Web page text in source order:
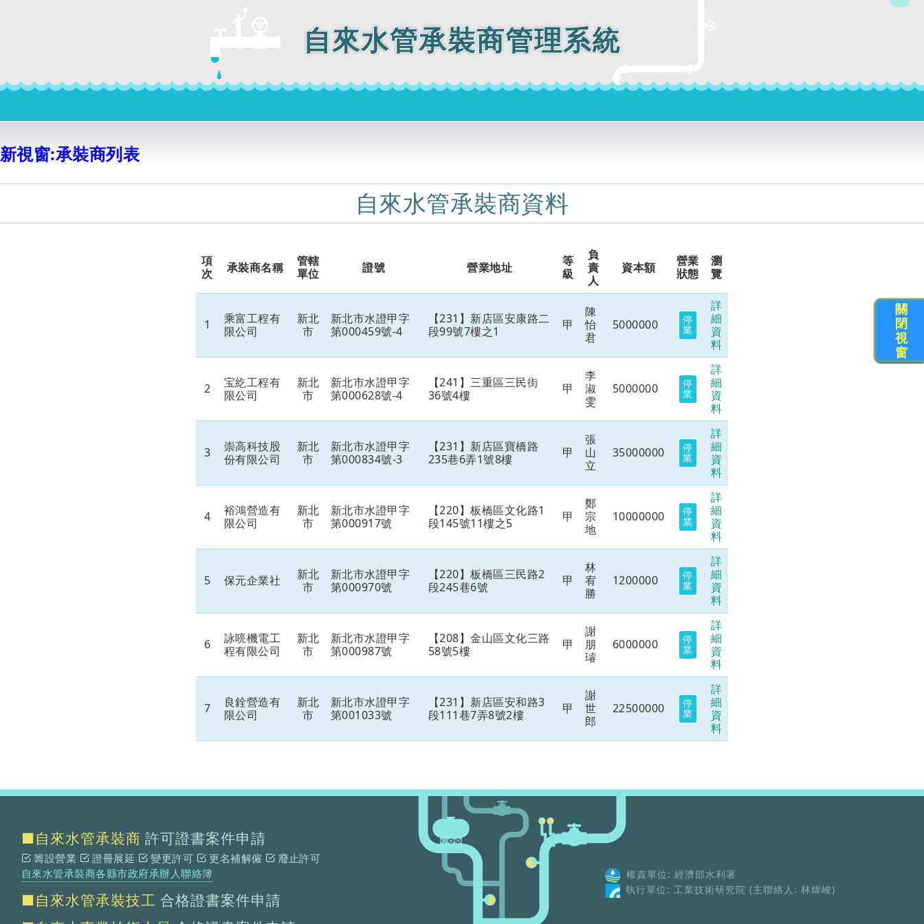
自來水管承裝商管理系統
新視窗:承裝商列表
自來水管承裝商資料
項
次
承裝商名稱
管轄
單位
證號 營業地址
等
級
負
責
人
資本額
營業
狀態
瀏
覽
1
乘富工程有
限公司
新北
市
新北市水證甲字
第000459號-4
【231】新店區安康路二
段99號7樓之1
甲
陳
怡
君
5000000 停
業
詳
細
資
料
2
宝紇工程有
限公司
新北
市
新北市水證甲字
第000628號-4
【241】三重區三民街
36號4樓
甲
李
淑
雯
5000000 停
業
詳
細
資
料
3
崇高科技股
份有限公司
新北
市
新北市水證甲字
第000834號-3
【231】新店區寶橋路
235巷6弄1號8樓
甲
張
山
立
35000000 停
業
詳
細
資
料
4
裕鴻營造有
限公司
新北
市
新北市水證甲字
第000917號
【220】板橋區文化路1
段145號11樓之5
甲
鄭
宗
地
10000000 停
業
詳
細
資
料
5 保元企業社
新北
市
新北市水證甲字
第000970號
【220】板橋區三民路2
段245巷6號
甲
林
宥
勝
1200000 停
業
詳
細
資
料
6
詠喨機電工
程有限公司
新北
市
新北市水證甲字
第000987號
【208】金山區文化三路
58號5樓
甲
謝
朋
璿
6000000 停
業
詳
細
資
料
7
良銓營造有
限公司
新北
市
新北市水證甲字
第001033號
【231】新店區安和路3
段111巷7弄8號2樓
甲
謝
世
郎
22500000 停
業
詳
細
資
料
關
閉
視
窗
■自來水管承裝商 許可證書案件申請
籌設營業 證冊展延 變更許可 更名補解僱
廢止許可
自來水管承裝商各縣市政府承辦人聯絡簿
■自來水管承裝技工 合格證書案件申請
權責單位: 經濟部水利署
執行單位: 工業技術研究院 (主聯絡人: 林煒峻)